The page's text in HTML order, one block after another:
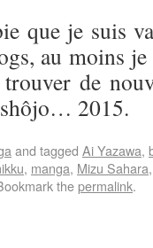
que je suis
au moins
de
2015.
and tagged Ai Yazawa,
, manga, Mizu Sahara
thepermalink.